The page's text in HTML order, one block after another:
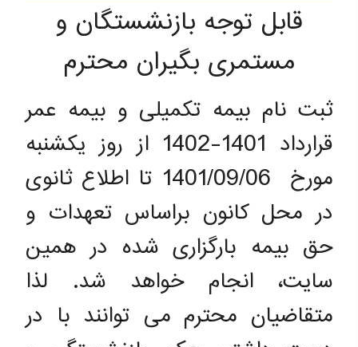
قابل توجه بازنشستگان و
مستمری بگیران محترم
ثبت نام بیمه تکمیلی و بیمه عمر
قرارداد 1401-1402 از روز یکشنبه
مورخ 1401/09/06 تا اطلاع ثانوی
در محل کانون براساس تعهدات و
حق بیمه بارگزاری شده در همین
سایت، انجام خواهد شد. لذا
متقاضیان محترم می توانند با در